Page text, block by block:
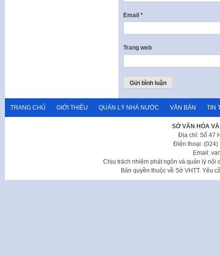
Email *
Trang web
TRANG CHỦ GIỚI THIỆU QUẢN LÝ NHÀ NƯỚC VĂN BẢN TIN
SỞ VĂN HÓA
Địa chỉ: Số 47
Điện thoại: (024)
Email:
Chịu trách nhiệm phát ngôn và quản lý nội
Bản quyền thuộc về Sở VHTT. Yêu